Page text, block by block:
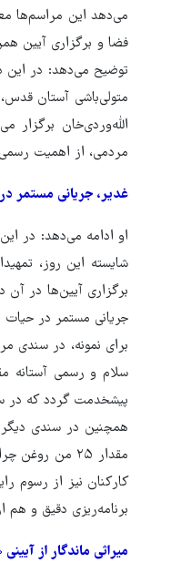
می‌دهد این مراسم‌ها
فضا و برگزاری آیین
توضیح می‌دهد: در این
متولی‌باشی آستان
الله‌وردی‌خان
مردمی، از اهمیت
غدیر، جریانی
او ادامه می‌دهد: در
شایسته این روز،
برگزاری آیین‌ها در
جریانی مستمر در
سلام و رسمی آستانه
پیشخدمت گردد که در
مقدار ۲۵ من
کارکنان نیز از رسوم
برنامه‌ریزی دقیق و هم
میراثی ماندگار از آیینی ۴۰۰ ساله